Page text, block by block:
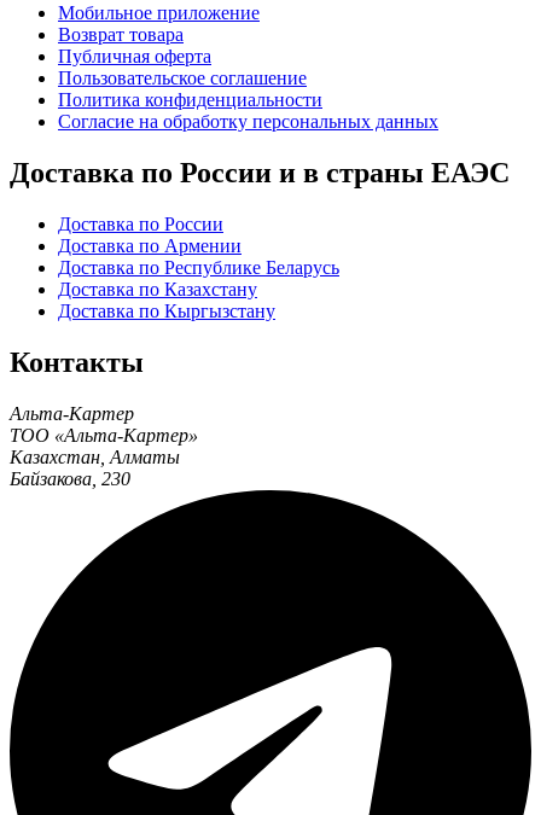
Мобильное приложение
Возврат товара
Публичная оферта
Пользовательское соглашение
Политика конфиденциальности
Согласие на обработку персональных данных
Доставка по России и в страны ЕАЭС
Доставка по России
Доставка по Армении
Доставка по Республике Беларусь
Доставка по Казахстану
Доставка по Кыргызстану
Контакты
Альта-Картер
ТОО «Альта-Картер»
Казахстан Алматы
Байзакова, 230